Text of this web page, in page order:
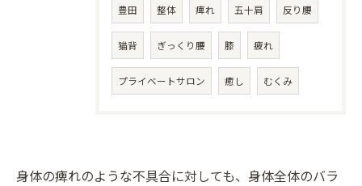
豊田 整体 痺れ 五十肩 反り腰
猫背 ぎっくり腰 膝 疲れ
プライベートサロン 癒し むくみ
身体の痺れのような不具合に対しても、身体全体のバラ